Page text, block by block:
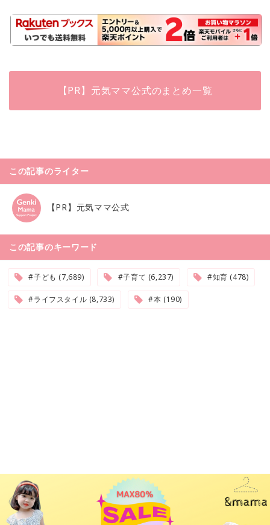
【PR】元気ママ公式のまとめ一覧
この記事のライター
【PR】元気ママ公式
この記事のキーワード
#子ども (7,689) #子育て (6,237) #知育 (478)
#ライフスタイル (8,733) #本 (190)